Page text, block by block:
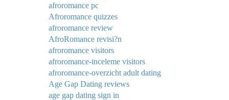
afroromance pc
Afroromance quizzes
afroromance review
AfroRomance revisi?n
afroromance visitors
afroromance-inceleme visitors
afroromance-overzicht adult dating
Age Gap Dating reviews
age gap dating sign in